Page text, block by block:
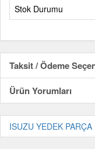
Stok Durumu
Taksit / Ödeme
Ürün Yorumları
ISUZU YEDEK PARÇA